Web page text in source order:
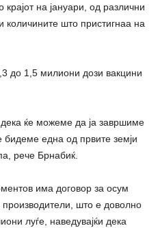
на јануари, од различни
количините што пристигнаа на
до 1,5 милиони дози вакцини
ќе можеме да ја завршиме
бидеме една од првите земји
рече Брнабиќ.
има договор за осум
што е доволно
луѓе, наведувајќи дека